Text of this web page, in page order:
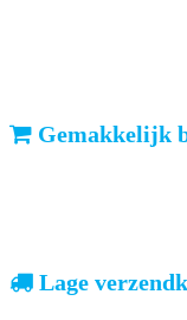
Gemakkelijk
Lage